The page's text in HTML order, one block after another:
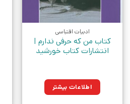
ادبیات اقتباسی
کتاب من که حرفی ندارم |
انتشارات کتاب خورشید
اطلاعات بیشتر